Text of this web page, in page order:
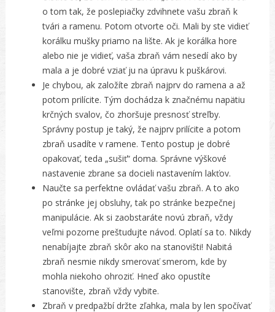
o tom tak, že poslepiačky zdvihnete vašu zbraň k
tvári a ramenu. Potom otvorte oči. Mali by ste vidieť
korálku mušky priamo na lište. Ak je korálka hore
alebo nie je vidieť, vaša zbraň vám nesedí ako by
mala a je dobré vziať ju na úpravu k puškárovi.
Je chybou, ak založíte zbraň najprv do ramena a až
potom prilícite. Tým dochádza k značnému napätiu
krčných svalov, čo zhoršuje presnosť streľby.
Správny postup je taký, že najprv prilícite a potom
zbraň usadíte v ramene. Tento postup je dobré
opakovať, teda „sušiť“ doma. Správne výškové
nastavenie zbrane sa docieli nastavením lakťov.
Naučte sa perfektne ovládať vašu zbraň. A to ako
po stránke jej obsluhy, tak po stránke bezpečnej
manipulácie. Ak si zaobstaráte novú zbraň, vždy
veľmi pozorne preštudujte návod. Oplatí sa to. Nikdy
nenabíjajte zbraň skôr ako na stanovišti! Nabitá
zbraň nesmie nikdy smerovať smerom, kde by
mohla niekoho ohroziť. Hneď ako opustíte
stanovište, zbraň vždy vybite.
Zbraň v predpažbí držte zľahka, mala by len spočívať